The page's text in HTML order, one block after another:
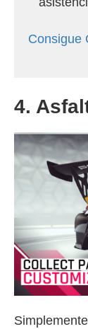
Consigue
4.